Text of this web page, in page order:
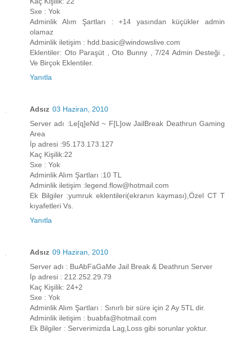
Sxe : Yok
Adminlik Alım Şartları : +14 yasından küçükler admin
olamaz
Adminlik iletişim : hdd.basic@windowslive.com
Eklentiler: Oto Paraşüt , Oto Bunny , 7/24 Admin Desteği ,
Ve Birçok Eklentiler.
Yanıtla
Adsız 03 Haziran, 2010
Server adı :Le[q]eNd ~ F[L]ow JailBreak Deathrun Gaming
Area
İp adresi :95.173.173.127
Kaç Kişilik:22
Sxe : Yok
Adminlik Alım Şartları :10 TL
Adminlik iletişim :legend.flow@hotmail.com
Ek Bilgiler :yumruk eklentileri(ekranın kayması),Özel CT T
kıyafetleri Vs.
Yanıtla
Adsız 09 Haziran, 2010
Server adı : BuAbFaGaMe Jail Break & Deathrun Server
İp adresi : 212.252.29.79
Kaç Kişilik: 24+2
Sxe : Yok
Adminlik Alım Şartları : Sınırlı bir süre için 2 Ay 5TL dir.
Adminlik iletişim : buabfa@hotmail.com
Ek Bilgiler : Serverimizda Lag,Loss gibi sorunlar yoktur.